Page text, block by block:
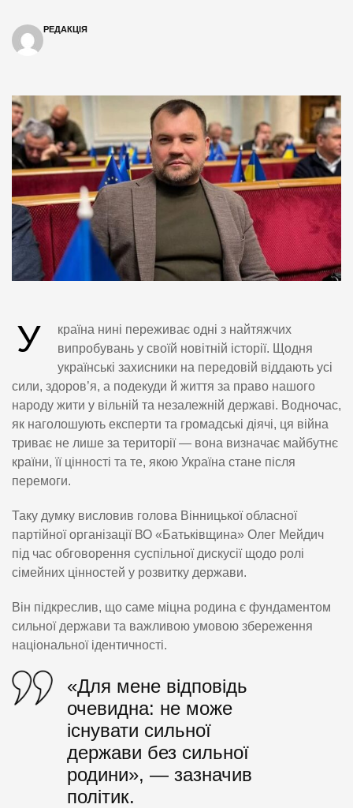
РЕДАКЦІЯ
У
країна нині переживає одні з найтяжчих
випробувань у своїй новітній історії. Щодня
українські захисники на передовій віддають усі
сили, здоров’я, а подекуди й життя за право нашого
народу жити у вільній та незалежній державі. Водночас,
як наголошують експерти та громадські діячі, ця війна
триває не лише за території — вона визначає майбутнє
країни, її цінності та те, якою Україна стане після
перемоги.
Таку думку висловив голова Вінницької обласної
партійної організації ВО «Батьківщина» Олег Мейдич
під час обговорення суспільної дискусії щодо ролі
сімейних цінностей у розвитку держави.
Він підкреслив, що саме міцна родина є фундаментом
сильної держави та важливою умовою збереження
національної ідентичності.
«Для мене відповідь
очевидна: не може
існувати сильної
держави без сильної
родини», — зазначив
політик.